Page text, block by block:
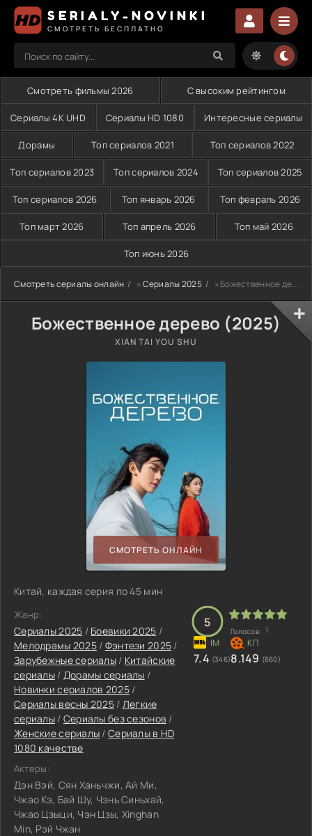
SERIALY-NOVINKI
СМОТРЕТЬ БЕСПЛАТНО
Смотреть фильмы 2026 С высоким рейтингом
Сериалы 4K UHD Сериалы HD 1080 Интересные сериалы
Дорамы Топ сериалов 2021 Топ сериалов 2022
Топ сериалов 2023 Топ сериалов 2024 Топ сериалов 2025
Топ сериалов 2026 Топ январь 2026 Топ февраль 2026
Топ март 2026 Топ апрель 2026 Топ май 2026
Топ июнь 2026
Смотреть сериалы онлайн » Сериалы 2025 » Божественное дерево (2025)
Божественное дерево (2025)
XIAN TAI YOU SHU
СМОТРЕТЬ ОНЛАЙН
Китай, каждая серия по 45 мин
Жанр:
Сериалы 2025 / Боевики 2025 /
Мелодрамы 2025/ Фэнтези 2025 /
Зарубежные сериалы / Китайские
сериалы/ Дорамы сериалы /
Новинки сериалов 2025/
Сериалы весны 2025 / Легкие
сериалы/ Сериалы без сезонов /
Женские сериалы /Сериалы в HD
1080 качестве
Актеры:
Дэн Вэй, Сян Ханьчжи, Ай Ми,
Чжао Кэ, Бай Шу, Чэнь Синьхай,
Чжао Цзыци, Чэн Цзы, Xinghan
Min, Рэй Чжан
5
Голосов: 1
7.4 (346)8.149 (660)